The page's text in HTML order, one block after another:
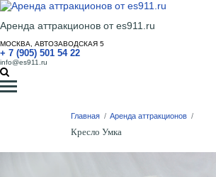
Аренда аттракционов от es911.ru
МОСКВА, АВТОЗАВОДСКАЯ 5
+ 7 (905) 501 54 22
info@es911.ru
Главная / Аренда аттракционов /
Кресло Умка